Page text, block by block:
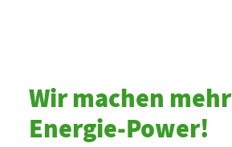
Wir machen
Energie-Power!